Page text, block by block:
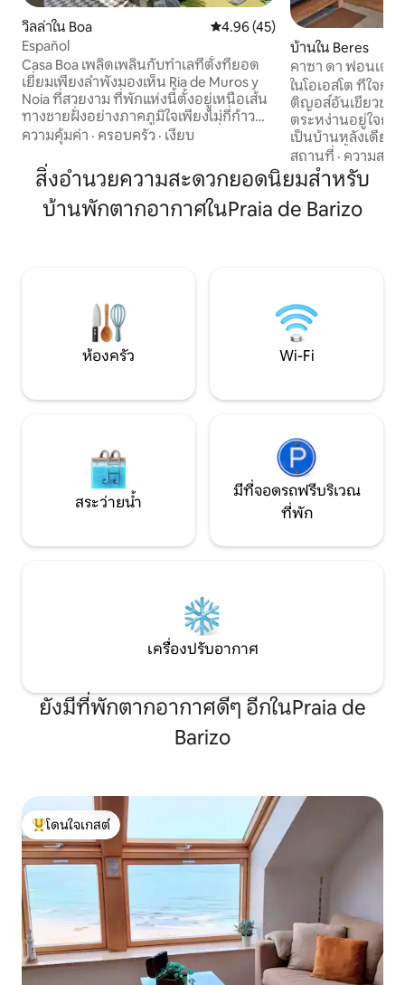
วิลล่าใน Boa คะแนนเฉลี่ย 4.96 จาก 5, 45 รีวิว
4.96 (45)
Español
Casa Boa เพลิดเพลินกับทำเลที่ตั้งที่ยอด
เยี่ยมเพียงลำพังมองเห็น Ria de Muros y
Noia ที่สวยงาม ที่พักแห่งนี้ตั้งอยู่เหนือเส้น
ทางชายฝั่งอย่างภาคภูมิใจเพียงไม่กี่ก้าว
จากมหาสมุทรและชายหาดเล็กๆที่มีเสน่ห์
จากที่พักโดยใช้เวลาเดินเพียง 5 เมตร เป็น
สถานที่พักผ่อนที่สมบูรณ์แบบสำหรับการ
หลีกหนีจากความบ้าคลั่งของชีวิตยุค
ปัจจุบัน แม้จะมีทำเลที่ตั้งที่เงียบสงบแต่
ความคุ้มค่า · ครอบครัว · เงียบ
บ้านใน Beres
คาซา ดา ฟอนเต -
สะดวกสบาย
ในโอเอสโต ที่ใจก
ติญอส์อันเขียวชอุ่
ตระหง่านอยู่ใจกล
เป็นบ้านหลังเดีย
ชีวาอีกครั้ง ได้รับก
และให้ความเคาร
พื้นที่ที่อบอุ่นและเ
เวลาจะช้าลง ที่พั
หญ้าและป่าไม้ แล
สถานที่ · ความสะอ
สิ่งอำนวยความสะดวกยอดนิยมสำหรับ
บ้านพักตากอากาศในPraia de Barizo
ห้องครัว Wi-Fi
สระว่ายน้ำ
มีที่จอดรถฟรีบริเวณ
ที่พัก
เครื่องปรับอากาศ
ยังมีที่พักตากอากาศดีๆ อีกในPraia de
Barizo
โดนใจเกสต์ที่สุด
โดนใจเกสต์